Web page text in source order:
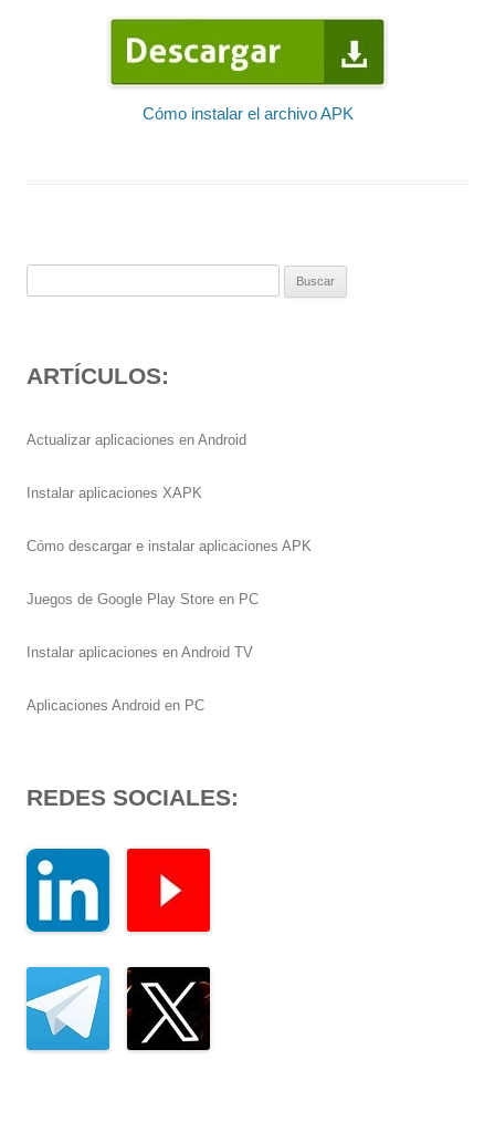
Cómo instalar el archivo APK
ARTÍCULOS:
Actualizar aplicaciones en Android
Instalar aplicaciones XAPK
Cómo descargar e instalar aplicaciones APK
Juegos de Google Play Store en PC
Instalar aplicaciones en Android TV
Aplicaciones Android en PC
REDES SOCIALES: